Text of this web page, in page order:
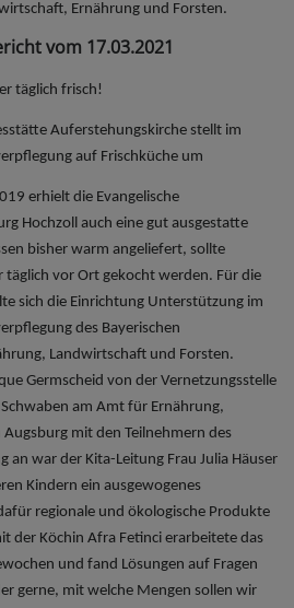
Ernährung und Forsten.
vom 17.03.2021
täglich frisch!
Auferstehungskirche stellt im
auf Frischküche um
erhielt die Evangelische
Hochzoll auch eine gut ausgestatte
bisher warm angeliefert, sollte
vor Ort gekocht werden. Für die
sich die Einrichtung Unterstützung im
des Bayerischen
Landwirtschaft und Forsten.
Germscheid von der Vernetzungsstelle
am Amt für Ernährung,
mit den Teilnehmern des
an war der Kita-Leitung Frau Julia Häuser
Kindern ein ausgewogenes
regionale und ökologische Produkte
der Köchin Afra Fetinci erarbeitete das
und fand Lösungen auf Fragen
gerne, mit welche Mengen sollen wir